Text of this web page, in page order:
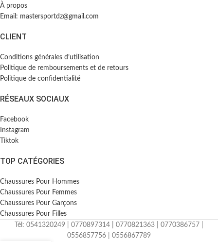
À propos
Email: mastersportdz@gmail.com
CLIENT
Conditions générales d’utilisation
Politique de remboursements et de retours
Politique de confidentialité
RÉSEAUX SOCIAUX
Facebook
Instagram
Tiktok
TOP CATÉGORIES
Chaussures Pour Hommes
Chaussures Pour Femmes
Chaussures Pour Garçons
Chaussures Pour Filles
Tél: 0541320249 | 0770897314 | 0770821363 | 0770386757 |
0556857756 | 0556867789